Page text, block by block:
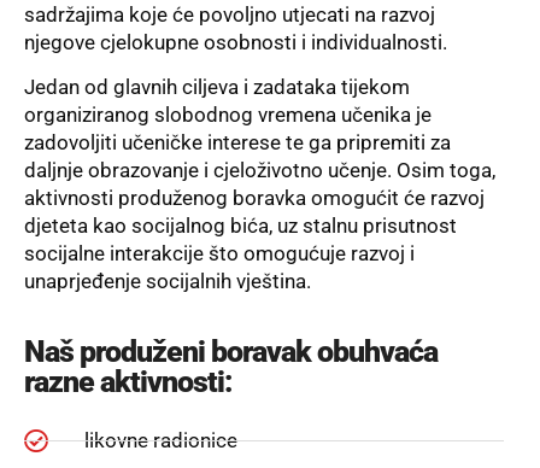
sadržajima koje će povoljno utjecati na razvoj
njegove cjelokupne osobnosti i individualnosti.
Jedan od glavnih ciljeva i zadataka tijekom
organiziranog slobodnog vremena učenika je
zadovoljiti učeničke interese te ga pripremiti za
daljnje obrazovanje i cjeloživotno učenje. Osim toga,
aktivnosti produženog boravka omogućit će razvoj
djeteta kao socijalnog bića, uz stalnu prisutnost
socijalne interakcije što omogućuje razvoj i
unaprjeđenje socijalnih vještina.
Naš produženi boravak obuhvaća
razne aktivnosti:
likovne radionice